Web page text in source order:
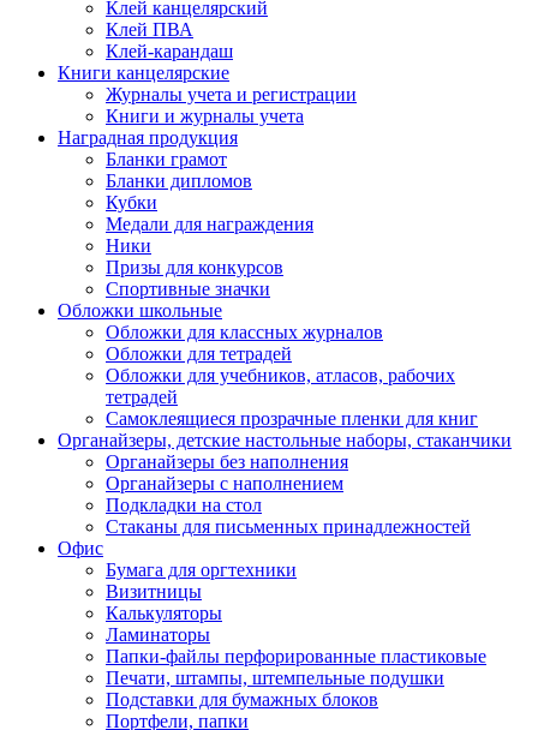
Клей канцелярский
Клей ПВА
Клей-карандаш
Книги канцелярские
Журналы учета и регистрации
Книги и журналы учета
Наградная продукция
Бланки грамот
Бланки дипломов
Кубки
Медали для награждения
Ники
Призы для конкурсов
Спортивные значки
Обложки школьные
Обложки для классных журналов
Обложки для тетрадей
Обложки для учебников, атласов, рабочих
тетрадей
Самоклеящиеся прозрачные пленки для книг
Органайзеры, детские настольные наборы, стаканчики
Органайзеры без наполнения
Органайзеры с наполнением
Подкладки на стол
Стаканы для письменных принадлежностей
Офис
Бумага для оргтехники
Визитницы
Калькуляторы
Ламинаторы
Папки-файлы перфорированные пластиковые
Печати, штампы, штемпельные подушки
Подставки для бумажных блоков
Портфели, папки